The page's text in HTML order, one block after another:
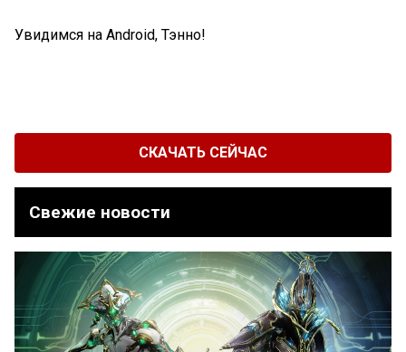
Увидимся на Android, Тэнно!
СКАЧАТЬ СЕЙЧАС
Свежие новости